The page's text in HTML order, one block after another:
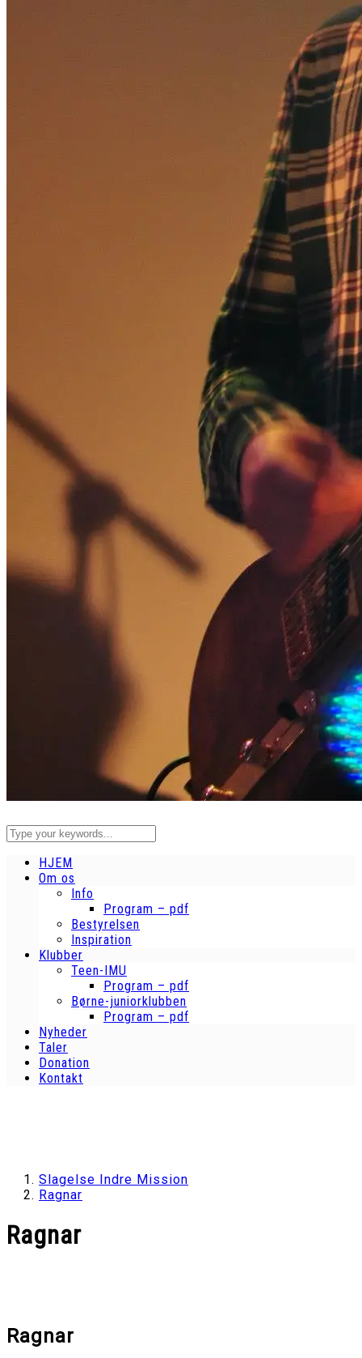
HJEM
Om os
Info
Program – pdf
Bestyrelsen
Inspiration
Klubber
Teen-IMU
Program – pdf
Børne-juniorklubben
Program – pdf
Nyheder
Taler
Donation
Kontakt
Slagelse Indre Mission
Ragnar
Ragnar
Ragnar